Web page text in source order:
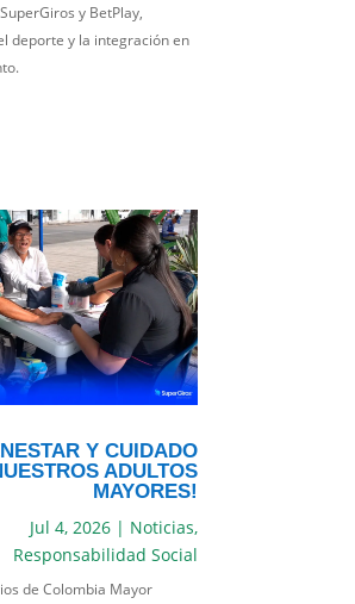
y BetPlay,
deporte y la integración en
Y CUIDADO
ADULTOS
MAYORES!
Jul 4, 2026| Noticias,
Responsabilidad Social
de Colombia Mayor